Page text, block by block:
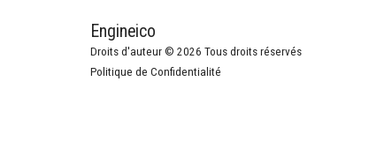
Engineico
Droits d'auteur © 2026 Tous droits réservés
Politique de Confidentialité